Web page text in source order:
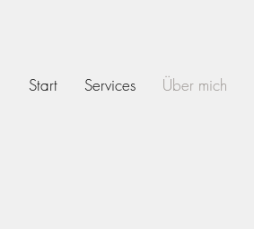
Start Services Über mich